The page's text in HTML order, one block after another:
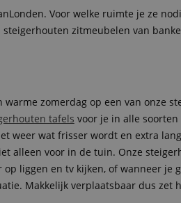
Voor welke ruimte je ze
zitmeubelen van
zomerdag op een van onze
tafels voor je in alle
weer wat frisser wordt en extra
alleen voor in de tuin. Onze
liggen en tv kijken, of wanneer je
Makkelijk verplaatsbaar dus zet